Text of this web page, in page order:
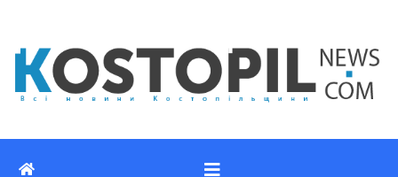
вмісту